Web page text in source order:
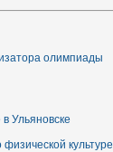
олимпиады
Ульяновске
культуре